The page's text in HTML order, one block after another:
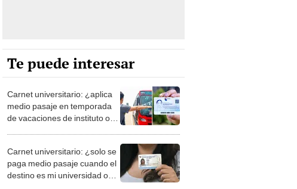
Te puede interesar
Carnet universitario: ¿aplica
medio pasaje en temporada
de vacaciones de instituto o
Carnet universitario: ¿solo se
paga medio pasaje cuando el
destino es mi universidad o